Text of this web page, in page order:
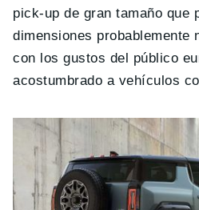
pick-up de gran tamaño que
dimensiones probablemente
con los gustos del público
acostumbrado a vehículos